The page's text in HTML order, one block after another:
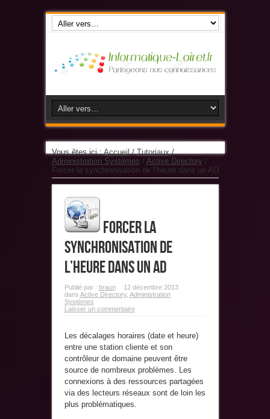
Vous êtes ici :Accueil/Tutoriaux/
Administration Systèmes / Active Directory /
Forcer la synchronisation de l’heure dans un AD
Forcer la
synchronisation de
l’heure dans un AD
Publié par : braun
12 décembre 2013
dans Active Directory, Administration
Systèmes
Laisser un commentaire
Les décalages horaires (date et heure)
entre une station cliente et son
contrôleur de domaine peuvent être
source de nombreux problèmes. Les
connexions à des ressources partagées
via des lecteurs réseaux sont de loin les
plus problématiques.